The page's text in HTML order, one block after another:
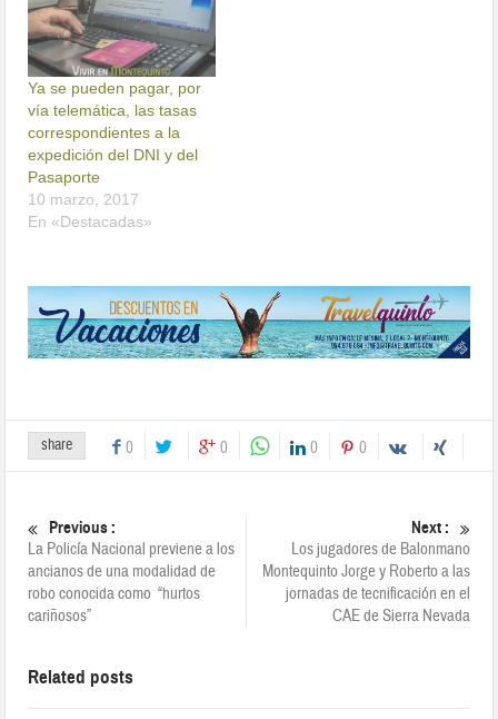
Ya se pueden pagar, por
vía telemática, las tasas
correspondientes a la
expedición del DNI y del
Pasaporte
10 marzo, 2017
En «Destacadas»
share 0 0 0 0
Previous :
La Policía Nacional previene a los
ancianos de una modalidad de
robo conocida como “hurtos
cariñosos”
Next :
Los jugadores de Balonmano
Montequinto Jorge y Roberto a las
jornadas de tecnificación en el
CAE de Sierra Nevada
Related posts